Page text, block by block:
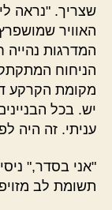
שצריך. "נראה
האוויר
המדרגות
הניחוח
מקומת הקרקע
יש. בכל
עניתי. זה היה
"אני בסדר,"
תשומת לב